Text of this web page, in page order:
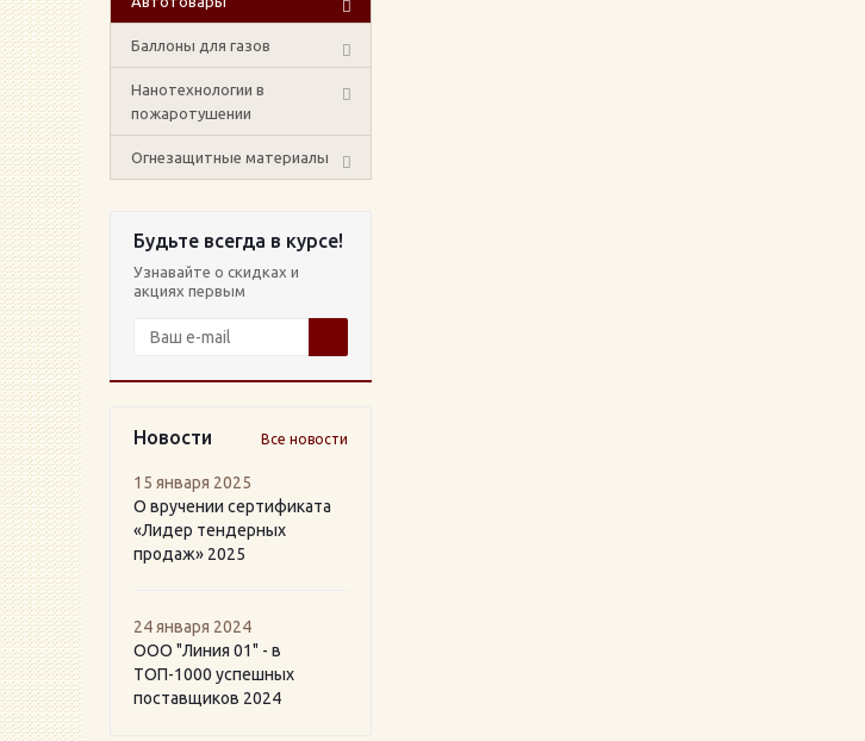
Баллоны для газов
Нанотехнологии в
пожаротушении
Огнезащитные материалы
Будьте всегда в курсе!
Узнавайте о скидках и
акциях первым
Новости Все новости
15 января 2025
О вручении сертификата
«Лидер тендерных
продаж» 2025
24 января 2024
ООО "Линия 01" - в
ТОП-1000 успешных
поставщиков 2024